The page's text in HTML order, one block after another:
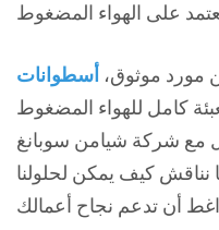
مورد موثوق، أسطوانات PCP عالية الأداء
كامل للهواء المضغوط
مع شركة شيامن سوبانغ
نناقش كيف يمكن لحلولنا